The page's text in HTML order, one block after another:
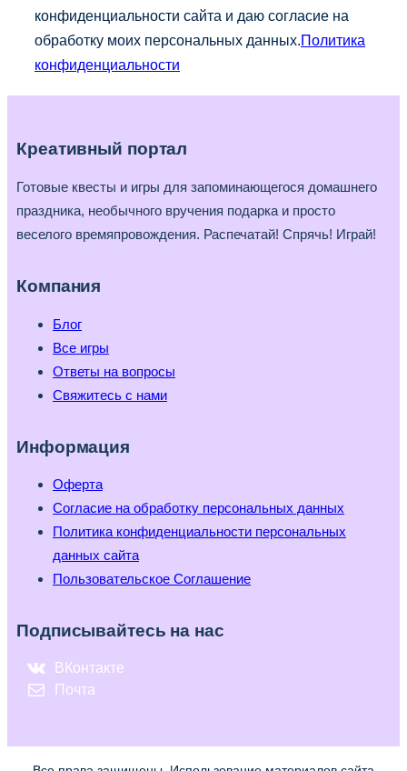
конфиденциальности сайта и даю согласие на
обработку моих персональных данных. Политика
конфиденциальности
Креативный портал
Готовые квесты и игры для запоминающегося домашнего
праздника, необычного вручения подарка и просто
веселого времяпровождения. Распечатай! Спрячь! Играй!
Компания
Блог
Все игры
Ответы на вопросы
Свяжитесь с нами
Информация
Оферта
Согласие на обработку персональных данных
Политика конфиденциальности персональных
данных сайта
Пользовательское Соглашение
Подписывайтесь на нас
ВКонтакте
Почта